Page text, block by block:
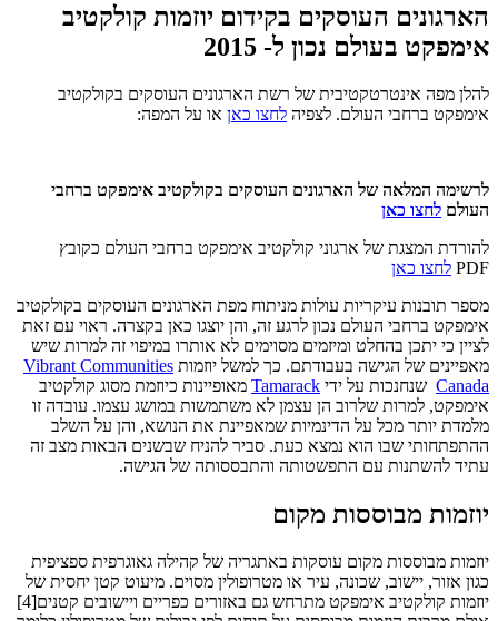
הארגונים העוסקים בקידום יוזמות קולקטיב
אימפקט בעולם נכון ל- 2015
להלן מפה אינטרטקטיבית של רשת הארגונים העוסקים בקולקטיב
אימפקט ברחבי העולם. לצפיה לחצו כאן או על המפה:
לרשימה המלאה של הארגונים העוסקים בקולקטיב אימפקט ברחבי
העולם לחצו כאן
להורדת המצגת של ארגוני קולקטיב אימפקט ברחבי העולם כקובץ
PDF לחצו כאן
מספר תובנות עיקריות עולות מניתוח מפת הארגונים העוסקים בקולקטיב
אימפקט ברחבי העולם נכון לרגע זה, והן יוצגו כאן בקצרה. ראוי עם זאת
לציין כי יתכן בהחלט ומיזמים מסוימים לא אותרו במיפוי זה למרות שיש
מאפיינים של הגישה בעבודתם. כך למשל יוזמות Vibrant Communities
Canada שנחנכות על ידי Tamarack מאופיינות כיוזמת מסוג קולקטיב
אימפקט, למרות שלרוב הן עצמן לא משתמשות במושג עצמו. עובדה זו
מלמדת יותר מכל על הדינמיות שמאפיינת את הנושא, והן על השלב
ההתפתחותי שבו הוא נמצא כעת. סביר להניח שבשנים הבאות מצב זה
עתיד להשתנות עם התפשטותה והתבססותה של הגישה.
יוזמות מבוססות מקום
יוזמות מבוססות מקום עוסקות באתגריה של קהילה גאוגרפית ספציפית
כגון אזור, יישוב, שכונה, עיר או מטרופולין מסוים. מיעוט קטן יחסית של
יוזמות קולקטיב אימפקט מתרחש גם באזורים כפריים ויישובים קטנים[4]